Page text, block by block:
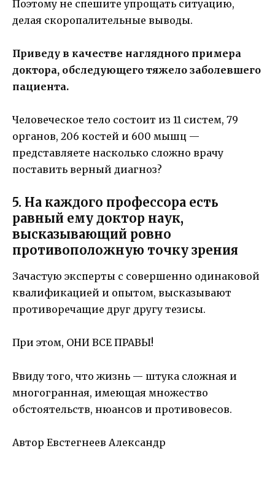
Поэтому не спешите упрощать ситуацию,
делая скоропалительные выводы.
Приведу в качестве наглядного примера
доктора, обследующего тяжело заболевшего
пациента.
Человеческое тело состоит из 11 систем, 79
органов, 206 костей и 600 мышц —
представляете насколько сложно врачу
поставить верный диагноз?
5. На каждого профессора есть
равный ему доктор наук,
высказывающий ровно
противоположную точку зрения
Зачастую эксперты с совершенно одинаковой
квалификацией и опытом, высказывают
противоречащие друг другу тезисы.
При этом, ОНИ ВСЕ ПРАВЫ!
Ввиду того, что жизнь — штука сложная и
многогранная, имеющая множество
обстоятельств, нюансов и противовесов.
Автор Евстегнеев Александр